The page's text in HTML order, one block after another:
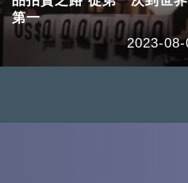
第一
2023-08-